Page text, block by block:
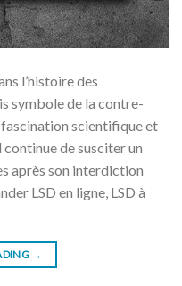
l’histoire des
symbole de la contre-
scientifique et
de susciter un
après son interdiction
LSD en ligne, LSD à
→